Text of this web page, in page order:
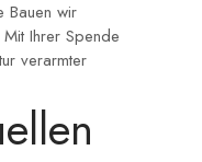
Bauen wir
Ihrer Spende
verarmter